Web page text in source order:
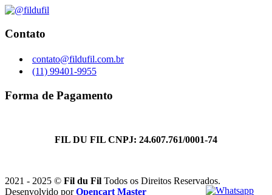
Contato
contato@fildufil.com.br
(11) 99401-9955
Forma de Pagamento
FIL DU FIL CNPJ: 24.607.761/0001-74
2021 - 2025 © Fil du Fil Todos os Direitos Reservados.
Desenvolvido porOpencart Master